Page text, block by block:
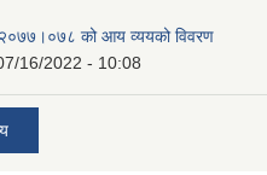
को आय व्ययको विवरण
16/2022 - 10:08